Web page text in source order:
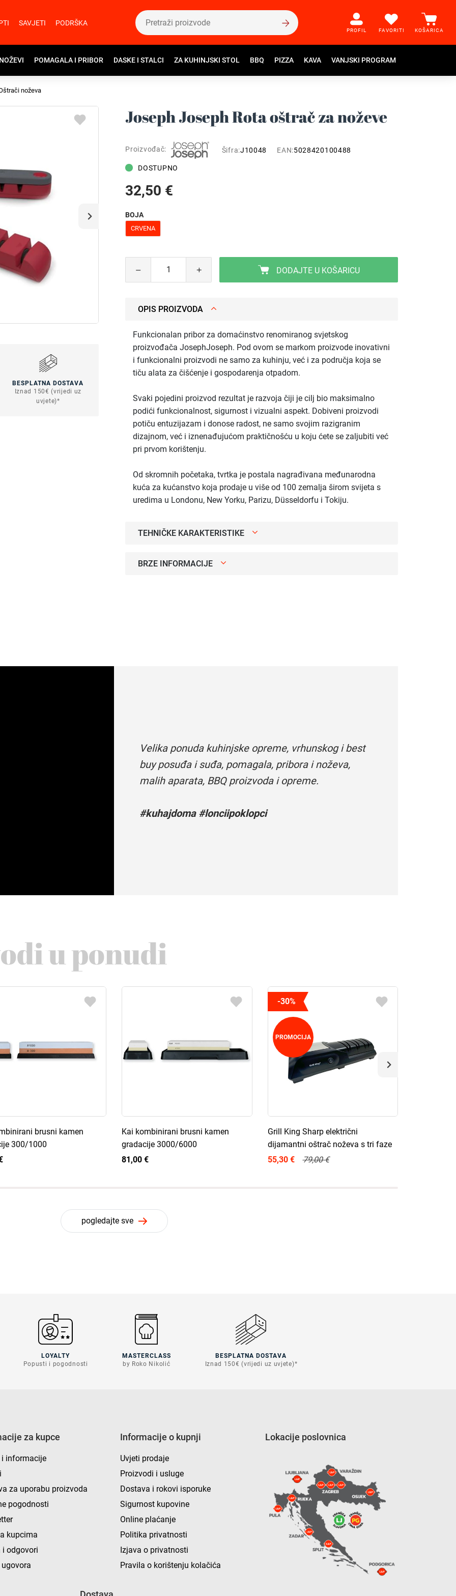
SAVJETI PODRŠKA
PROFIL FAVORITI KOŠARICA
POMAGALA I PRIBOR DASKE I STALCI ZA KUHINJSKI STOL BBQ PIZZA KAVA VANJSKI PROGRAM
noževa
BESPLATNA DOSTAVA
Iznad 150€ (vrijedi uz
uvjete)*
Joseph Joseph Rota oštrač za noževe
Proizvođač: Šifra:J10048 EAN:5028420100488
DOSTUPNO
32,50 €
BOJA
CRVENA
DODAJTE U KOŠARICU
OPIS PROIZVODA
Funkcionalan pribor za domaćinstvo renomiranog svjetskog
proizvođača JosephJoseph. Pod ovom se markom proizvode inovativni
i funkcionalni proizvodi ne samo za kuhinju, već i za područja koja se
tiču alata za čišćenje i gospodarenja otpadom.
Svaki pojedini proizvod rezultat je razvoja čiji je cilj bio maksimalno
podići funkcionalnost, sigurnost i vizualni aspekt. Dobiveni proizvodi
potiču entuzijazam i donose radost, ne samo svojim razigranim
dizajnom, već i iznenađujućom praktičnošću u koju ćete se zaljubiti već
pri prvom korištenju.
Od skromnih početaka, tvrtka je postala nagrađivana međunarodna
kuća za kućanstvo koja prodaje u više od 100 zemalja širom svijeta s
uredima u Londonu, New Yorku, Parizu, Düsseldorfu i Tokiju.
TEHNIČKE KARAKTERISTIKE
BRZE INFORMACIJE
Velika ponuda kuhinjske opreme, vrhunskog i best
buy posuđa i suđa, pomagala, pribora i noževa,
malih aparata, BBQ proizvoda i opreme.
#kuhajdoma #lonciipoklopci
u ponudi
brusni kamen
300/1000
Kai kombinirani brusni kamen
gradacije 3000/6000
81,00 €
-30%
PROMOCIJA
Grill King Sharp električni
dijamantni oštrač noževa s tri faze
55,30 €
79,00 €
pogledajte sve
LOYALTY
Popusti i pogodnosti
MASTERCLASS
by Roko Nikolić
BESPLATNA DOSTAVA
Iznad 150€ (vrijedi uz uvjete)*
za kupce
i informacije
za uporabu proizvoda
pogodnosti
kupcima
i odgovori
Informacije o kupnji
Uvjeti prodaje
Proizvodi i usluge
Dostava i rokovi isporuke
Sigurnost kupovine
Online plaćanje
Politika privatnosti
Izjava o privatnosti
Pravila o korištenju kolačića
Lokacije poslovnica